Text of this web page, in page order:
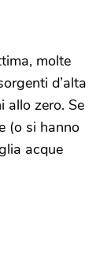
molte
d’alta
allo zero. Se
(o si hanno
acque